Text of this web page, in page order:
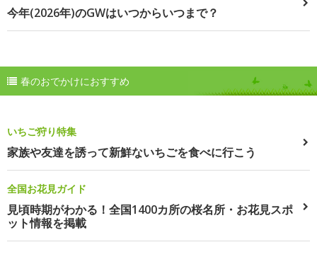
今年(2026年)のGWはいつからいつまで？
春のおでかけにおすすめ
いちご狩り特集
家族や友達を誘って新鮮ないちごを食べに行こう
全国お花見ガイド
見頃時期がわかる！全国1400カ所の桜名所・お花見スポ
ット情報を掲載